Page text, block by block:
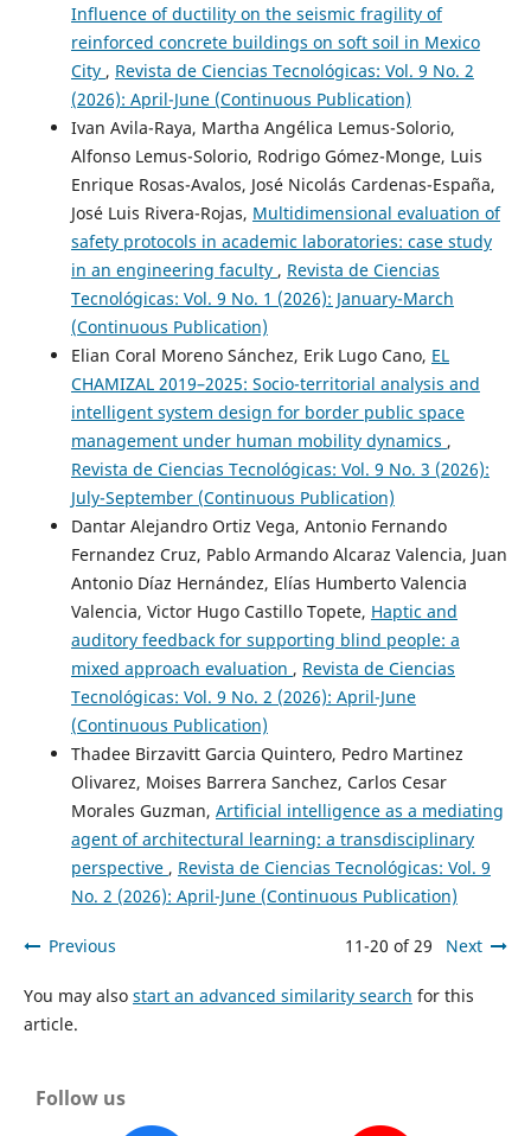
Influence of ductility on the seismic fragility of
reinforced concrete buildings on soft soil in Mexico
City , Revista de Ciencias Tecnológicas: Vol. 9 No. 2
(2026): April-June (Continuous Publication)
Ivan Avila-Raya, Martha Angélica Lemus-Solorio,
Alfonso Lemus-Solorio, Rodrigo Gómez-Monge, Luis
Enrique Rosas-Avalos, José Nicolás Cardenas-España,
José Luis Rivera-Rojas, Multidimensional evaluation of
safety protocols in academic laboratories: case study
in an engineering faculty , Revista de Ciencias
Tecnológicas: Vol. 9 No. 1 (2026): January-March
(Continuous Publication)
Elian Coral Moreno Sánchez, Erik Lugo Cano, EL
CHAMIZAL 2019–2025: Socio-territorial analysis and
intelligent system design for border public space
management under human mobility dynamics ,
Revista de Ciencias Tecnológicas: Vol. 9 No. 3 (2026):
July-September (Continuous Publication)
Dantar Alejandro Ortiz Vega, Antonio Fernando
Fernandez Cruz, Pablo Armando Alcaraz Valencia, Juan
Antonio Díaz Hernández, Elías Humberto Valencia
Valencia, Victor Hugo Castillo Topete, Haptic and
auditory feedback for supporting blind people: a
mixed approach evaluation , Revista de Ciencias
Tecnológicas: Vol. 9 No. 2 (2026): April-June
(Continuous Publication)
Thadee Birzavitt Garcia Quintero, Pedro Martinez
Olivarez, Moises Barrera Sanchez, Carlos Cesar
Morales Guzman, Artificial intelligence as a mediating
agent of architectural learning: a transdisciplinary
perspective , Revista de Ciencias Tecnológicas: Vol. 9
No. 2 (2026): April-June (Continuous Publication)
Previous 11-20 of 29 Next
You may also start an advanced similarity search for this
article.
Follow us